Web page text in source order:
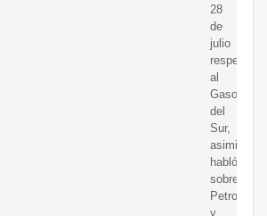
28
de
julio
respecto
al
Gasoducto
del
Sur,
asimismo,
habló
sobre
Petroperú
y